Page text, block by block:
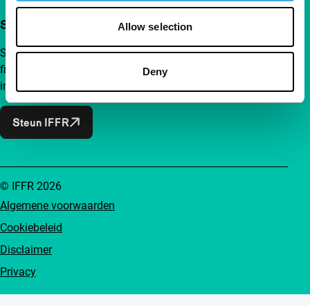
Allow selection
Deny
Steun IFFR al vanaf €4 per maand
Sluit je aan bij een groep nieuwsgierige en verbonden
filmliefhebbers. Maak onafhankelijke film, nieuwe
inzichten en inspiratie bereikbaar voor iedereen.
Steun IFFR
Algemene voorwaarden
Cookiebeleid
Disclaimer
Privacy
© IFFR 2026